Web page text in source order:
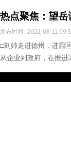
热点聚焦：望
发布时间: 2022-08-11
□刘帅走进德州，进园
从企业到政府，在推进